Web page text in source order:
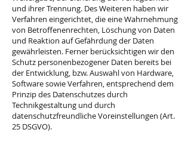
und ihrer Trennung. Des Weiteren haben wir
Verfahren eingerichtet, die eine Wahrnehmung
von Betroffenenrechten, Löschung von Daten
und Reaktion auf Gefährdung der Daten
gewährleisten. Ferner berücksichtigen wir den
Schutz personenbezogener Daten bereits bei
der Entwicklung, bzw. Auswahl von Hardware,
Software sowie Verfahren, entsprechend dem
Prinzip des Datenschutzes durch
Technikgestaltung und durch
datenschutzfreundliche Voreinstellungen (Art.
25 DSGVO).